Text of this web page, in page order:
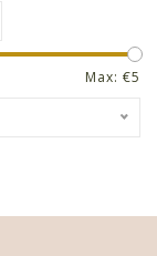
Max: €5